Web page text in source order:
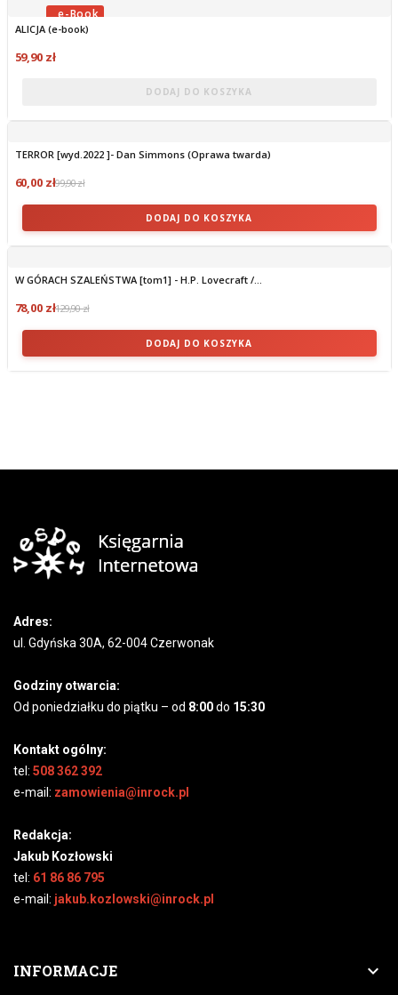
OBECNIE BRAK NA STANIE
ALICJA (e-book)
59,90 zł
DODAJ DO KOSZYKA
TERROR [wyd.2022 ]- Dan Simmons (Oprawa twarda)
60,00 zł99,90 zł
DODAJ DO KOSZYKA
W GÓRACH SZALEŃSTWA [tom1] - H.P. Lovecraft /...
78,00 zł129,90 zł
DODAJ DO KOSZYKA
Adres:
ul. Gdyńska 30A, 62-004 Czerwonak
Godziny otwarcia:
Od poniedziałku do piątku – od 8:00do 15:30
Kontakt ogólny:
tel: 508 362 392
e-mail: zamowienia@inrock.pl
Redakcja:
Jakub Kozłowski
tel: 61 86 86 795
e-mail: jakub.kozlowski@inrock.pl
INFORMACJE 